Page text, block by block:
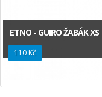
ETNO - GUIRO ŽABÁK XS
110 Kč